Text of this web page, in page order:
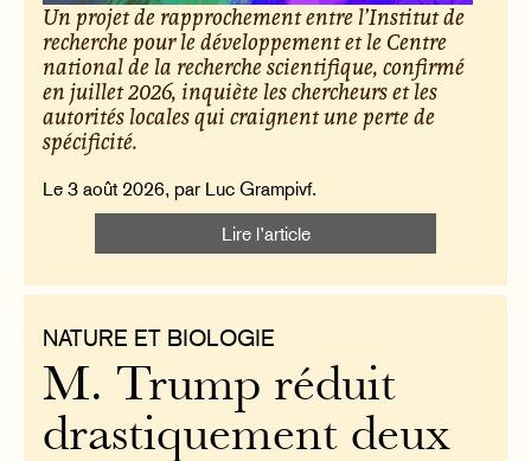
Un projet de rapprochement entre l’Institut de
recherche pour le développement et le Centre
national de la recherche scientifique, confirmé
en juillet 2026, inquiète les chercheurs et les
autorités locales qui craignent une perte de
spécificité.
Le 3 août 2026, par Luc Grampivf.
Lire l’article
NATURE ET BIOLOGIE
M. Trump réduit
drastiquement deux